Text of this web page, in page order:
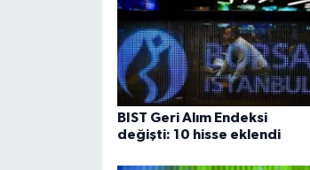
BIST Geri Alım Endeksi
değişti: 10 hisse eklendi